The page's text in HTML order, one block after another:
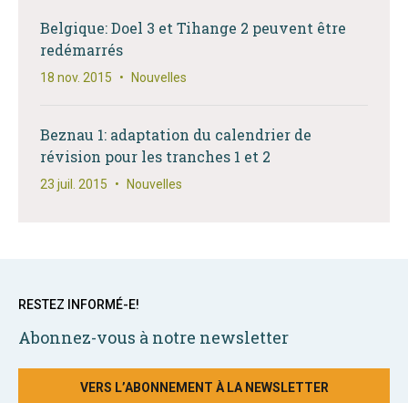
Belgique: Doel 3 et Tihange 2 peuvent être
redémarrés
18 nov. 2015 • Nouvelles
Beznau 1: adaptation du calendrier de
révision pour les tranches 1 et 2
23 juil. 2015 • Nouvelles
RESTEZ INFORMÉ-E!
Abonnez-vous à notre newsletter
VERS L’ABONNEMENT À LA NEWSLETTER